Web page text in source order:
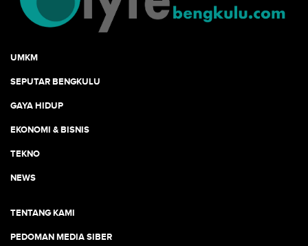
UMKM
SEPUTAR BENGKULU
GAYA HIDUP
EKONOMI & BISNIS
TEKNO
NEWS
TENTANG KAMI
PEDOMAN MEDIA SIBER